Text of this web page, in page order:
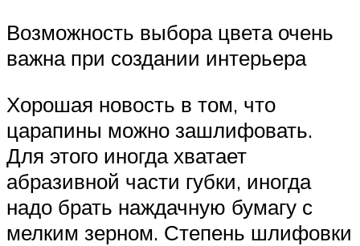
Возможность выбора цвета очень
важна при создании интерьера
Хорошая новость в том, что
царапины можно зашлифовать.
Для этого иногда хватает
абразивной части губки, иногда
надо брать наждачную бумагу с
мелким зерном. Степень шлифовки